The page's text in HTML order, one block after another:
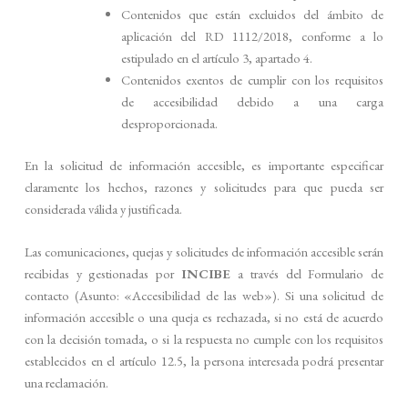
Contenidos que están excluidos del ámbito de
aplicación del RD 1112/2018, conforme a lo
estipulado en el artículo 3, apartado 4.
Contenidos exentos de cumplir con los requisitos
de accesibilidad debido a una carga
desproporcionada.
En la solicitud de información accesible, es importante especificar
claramente los hechos, razones y solicitudes para que pueda ser
considerada válida y justificada.
Las comunicaciones, quejas y solicitudes de información accesible serán
recibidas y gestionadas por INCIBE a través del Formulario de
contacto (Asunto: «Accesibilidad de las web»). Si una solicitud de
información accesible o una queja es rechazada, si no está de acuerdo
con la decisión tomada, o si la respuesta no cumple con los requisitos
establecidos en el artículo 12.5, la persona interesada podrá presentar
una reclamación.